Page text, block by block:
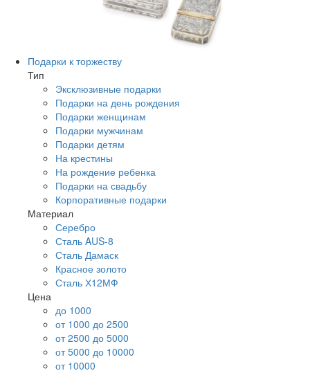
Подарки к торжеству
Тип
Эксклюзивные подарки
Подарки на день рождения
Подарки женщинам
Подарки мужчинам
Подарки детям
На крестины
На рождение ребенка
Подарки на свадьбу
Корпоративные подарки
Материал
Серебро
Сталь AUS-8
Сталь Дамаск
Красное золото
Сталь Х12МФ
Цена
до 1000
от 1000 до 2500
от 2500 до 5000
от 5000 до 10000
от 10000